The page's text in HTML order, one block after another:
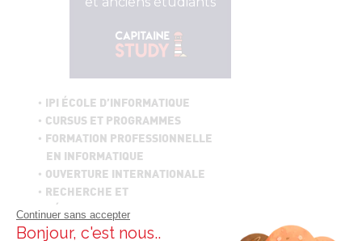
IPI ÉCOLE D’INFORMATIQUE
CURSUS ET PROGRAMMES
FORMATION PROFESSIONNELLE
EN INFORMATIQUE
OUVERTURE INTERNATIONALE
RECHERCHE ET
DÉVELOPPEMENT
ESPACE ENTREPRISES
Continuer sans accepter
Bonjour, c'est nous..